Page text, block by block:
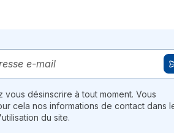
vous désinscrire à tout moment. Vous
cela nos informations de contact dans
du site.